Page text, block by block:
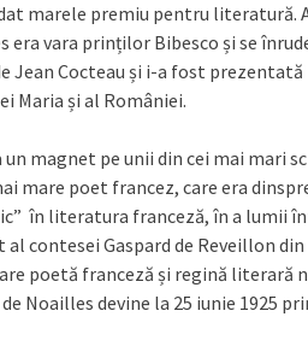
marele premiu pentru
era vara prinților Bibesco și se
Jean Cocteau și i-a fost
Maria și al României.
un magnet pe unii din cei mai mari
mare poet francez, care era
în literatura franceză, în a lumii
contesei Gaspard de Reveillon
poetă franceză și regină literară
Noailles devine la 25 iunie 1925